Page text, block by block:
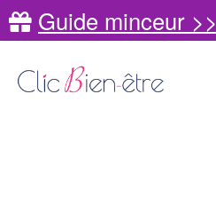
Guide minceur >>